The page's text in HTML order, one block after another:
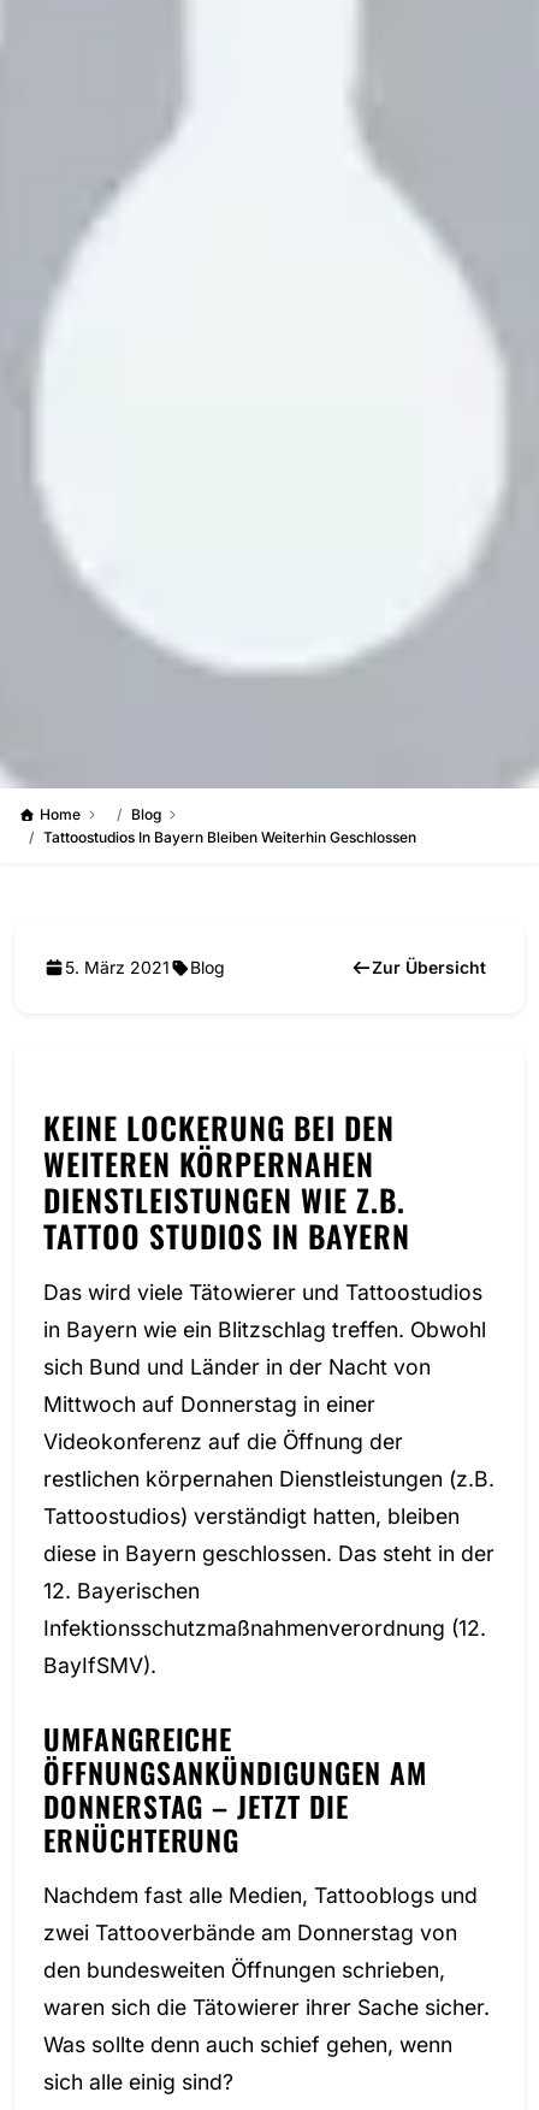
Home
Blog
Tattoostudios In Bayern Bleiben Weiterhin Geschlossen
5. März 2021 Blog Zur Übersicht
KEINE LOCKERUNG BEI DEN
WEITEREN KÖRPERNAHEN
DIENSTLEISTUNGEN WIE Z.B.
TATTOO STUDIOS IN BAYERN
Das wird viele Tätowierer und Tattoostudios
in Bayern wie ein Blitzschlag treffen. Obwohl
sich Bund und Länder in der Nacht von
Mittwoch auf Donnerstag in einer
Videokonferenz auf die Öffnung der
restlichen körpernahen Dienstleistungen (z.B.
Tattoostudios) verständigt hatten, bleiben
diese in Bayern geschlossen. Das steht in der
12. Bayerischen
Infektionsschutzmaßnahmenverordnung (12.
BayIfSMV).
UMFANGREICHE
ÖFFNUNGSANKÜNDIGUNGEN AM
DONNERSTAG – JETZT DIE
ERNÜCHTERUNG
Nachdem fast alle Medien, Tattooblogs und
zwei Tattooverbände am Donnerstag von
den bundesweiten Öffnungen schrieben,
waren sich die Tätowierer ihrer Sache sicher.
Was sollte denn auch schief gehen, wenn
sich alle einig sind?